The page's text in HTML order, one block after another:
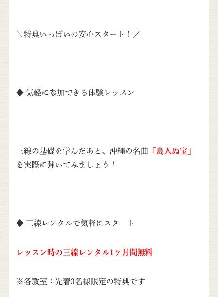
＼特典いっぱいの安心スタート！／
◆ 気軽に参加できる体験レッスン
三線の基礎を学んだあと、沖縄の名曲 「島人ぬ宝」
を実際に弾いてみましょう！
◆ 三線レンタルで気軽にスタート
レッスン時の三線レンタル1ヶ月間無料
※各教室：先着3名様限定の特典です